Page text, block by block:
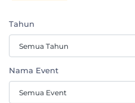
Tahun
Nama Event